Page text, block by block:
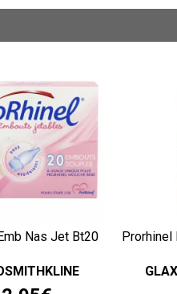
Nas Jet Bt20
Prorhinel